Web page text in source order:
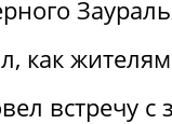
как
встречу